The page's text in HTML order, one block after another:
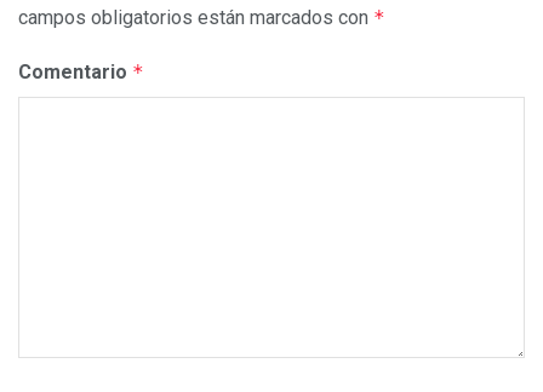
campos obligatorios están marcados con *
Comentario *